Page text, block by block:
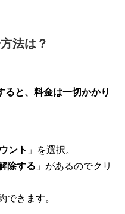
法は？
ると、料金は一切かかり
ント 」を選択。
除する 」があるのでクリ
できます。